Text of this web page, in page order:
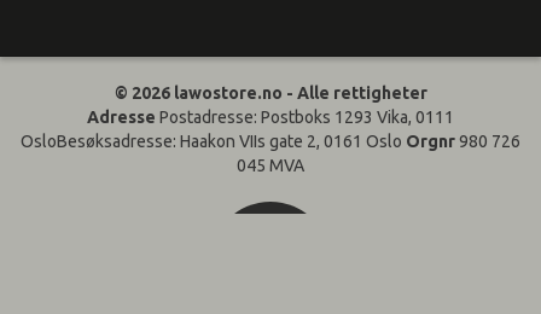
© 2026 lawostore.no - Alle rettigheter
Adresse Postadresse: Postboks 1293 Vika, 0111
OsloBesøksadresse: Haakon VIIs gate 2, 0161 Oslo Orgnr980 726
045 MVA